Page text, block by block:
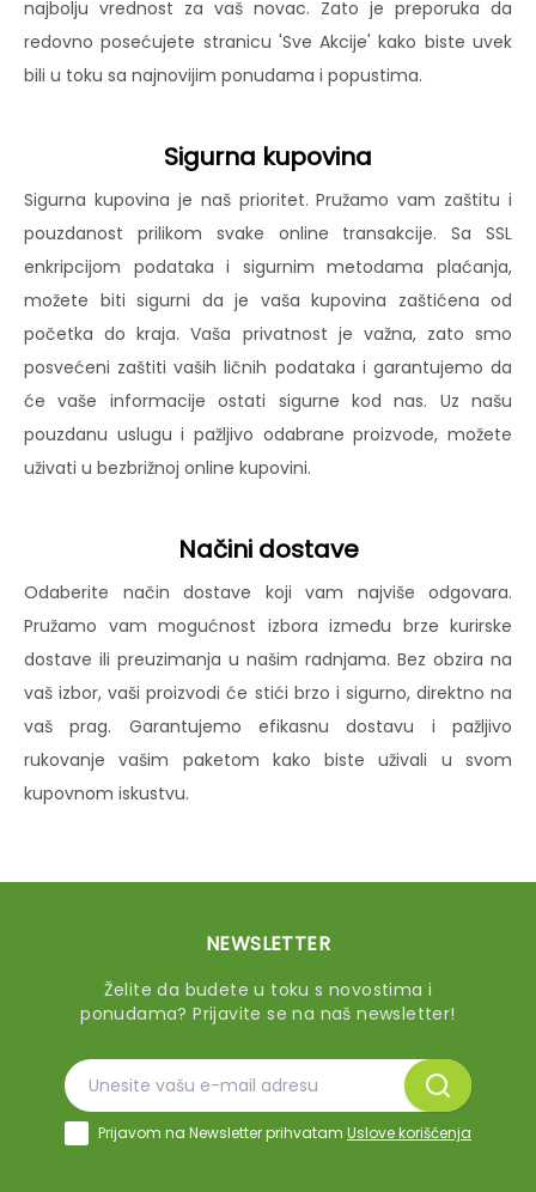
najbolju vrednost za vaš novac. Zato je preporuka da
redovno posećujete stranicu 'Sve Akcije' kako biste uvek
bili u toku sa najnovijim ponudama i popustima.
Sigurna kupovina
Sigurna kupovina je naš prioritet. Pružamo vam zaštitu i
pouzdanost prilikom svake online transakcije. Sa SSL
enkripcijom podataka i sigurnim metodama plaćanja,
možete biti sigurni da je vaša kupovina zaštićena od
početka do kraja. Vaša privatnost je važna, zato smo
posvećeni zaštiti vaših ličnih podataka i garantujemo da
će vaše informacije ostati sigurne kod nas. Uz našu
pouzdanu uslugu i pažljivo odabrane proizvode, možete
uživati u bezbrižnoj online kupovini.
Načini dostave
Odaberite način dostave koji vam najviše odgovara.
Pružamo vam mogućnost izbora između brze kurirske
dostave ili preuzimanja u našim radnjama. Bez obzira na
vaš izbor, vaši proizvodi će stići brzo i sigurno, direktno na
vaš prag. Garantujemo efikasnu dostavu i pažljivo
rukovanje vašim paketom kako biste uživali u svom
kupovnom iskustvu.
NEWSLETTER
Želite da budete u toku s novostima i
ponudama? Prijavite se na naš newsletter!
Prijavom na Newsletter prihvatam Uslove korišćenja